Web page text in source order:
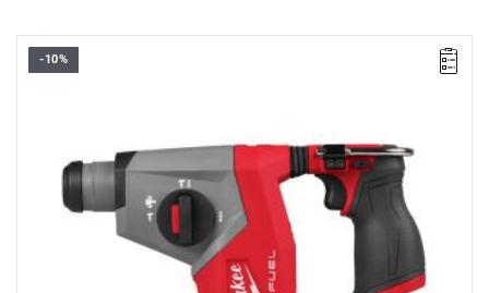
Kompaktowa młotowiertarka MILWAUKEE® zapewniająca
-10%